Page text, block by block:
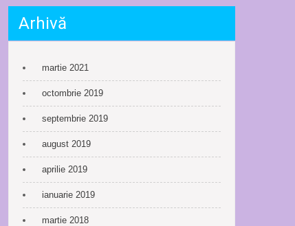
Arhivă
martie 2021
octombrie 2019
septembrie 2019
august 2019
aprilie 2019
ianuarie 2019
martie 2018